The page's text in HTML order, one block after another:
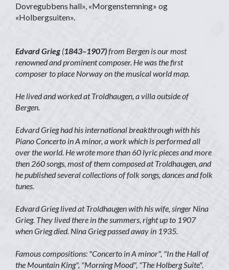
Dovregubbens hall», «Morgenstemning» og
«Holbergsuiten».
Edvard Grieg (1843–1907)from Bergen is our most
renowned and prominent composer. He was the first
composer to place Norway on the musical world map.
He lived and worked at Troldhaugen, a villa outside of
Bergen.
Edvard Grieg had his international breakthrough with his
Piano Concerto in A minor, a work which is performed all
over the world. He wrote more than 60 lyric pieces and more
then 260 songs, most of them composed at Troldhaugen, and
he published several collections of folk songs, dances and folk
tunes.
Edvard Grieg lived at Troldhaugen with his wife, singer Nina
Grieg. They lived there in the summers, right up to 1907
when Grieg died. Nina Grieg passed away in 1935.
Famous compositions: "Concerto in A minor", "In the Hall of
the Mountain King", "Morning Mood", "The Holberg Suite".